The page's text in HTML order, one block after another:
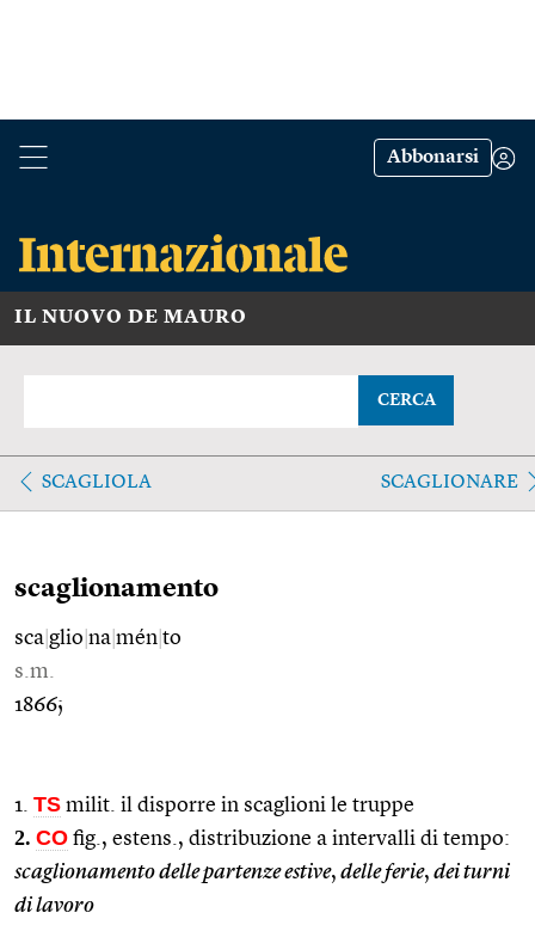
Abbonarsi
IL NUOVO DE MAURO
CERCA
SCAGLIOLA SCAGLIONARE
scaglionamento
sca glio na mén to
s.m.
1866;
1. TS milit. il disporre in scaglioni le truppe
2. CO fig., estens., distribuzione a intervalli di tempo:
scaglionamento delle partenze estive, delle ferie, dei turni
di lavoro